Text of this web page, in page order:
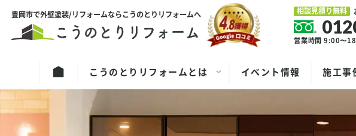
豊岡市で外壁塗装/リフォームならこうのとりリフォームへ 相談見積り無料
営業時間 9:00〜
こうのとりリフォームとは イベント情報 施工事